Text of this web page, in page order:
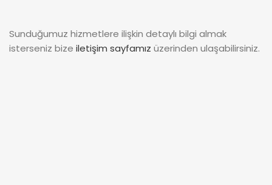
Sunduğumuz hizmetlere ilişkin detaylı bilgi almak
isterseniz bize iletişim sayfamız üzerinden ulaşabilirsiniz.